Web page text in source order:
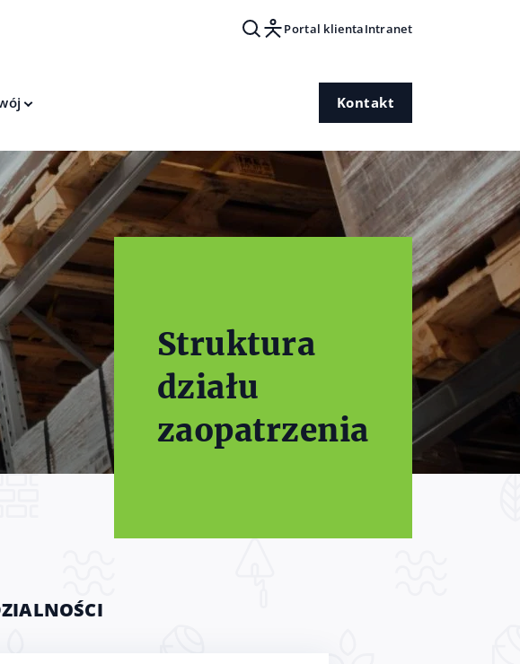
Portal klientaIntranet
Kontakt
Struktura
działu
zaopatrzenia